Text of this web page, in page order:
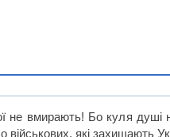
не вмирають! Бо куля
які захищають